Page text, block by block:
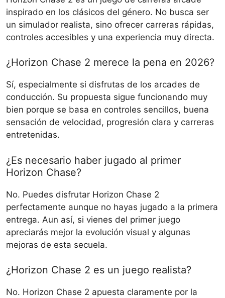
inspirado en los clásicos del género. No busca ser
un simulador realista, sino ofrecer carreras rápidas,
controles accesibles y una experiencia muy directa.
¿Horizon Chase 2 merece la pena en 2026?
Sí, especialmente si disfrutas de los arcades de
conducción. Su propuesta sigue funcionando muy
bien porque se basa en controles sencillos, buena
sensación de velocidad, progresión clara y carreras
entretenidas.
¿Es necesario haber jugado al primer
Horizon Chase?
No. Puedes disfrutar Horizon Chase 2
perfectamente aunque no hayas jugado a la primera
entrega. Aun así, si vienes del primer juego
apreciarás mejor la evolución visual y algunas
mejoras de esta secuela.
¿Horizon Chase 2 es un juego realista?
No. Horizon Chase 2 apuesta claramente por la